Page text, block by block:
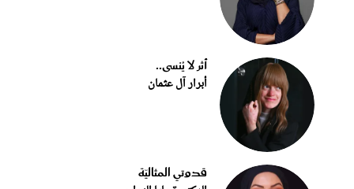
أثر لا يُنسى..
أبرار آل عثمان
قدوتي المثاليّة